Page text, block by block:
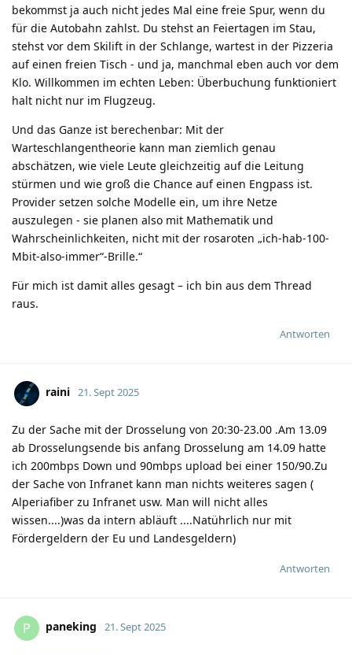
bekommst ja auch nicht jedes Mal eine freie Spur, wenn du
für die Autobahn zahlst. Du stehst an Feiertagen im Stau,
stehst vor dem Skilift in der Schlange, wartest in der Pizzeria
auf einen freien Tisch - und ja, manchmal eben auch vor dem
Klo. Willkommen im echten Leben: Überbuchung funktioniert
halt nicht nur im Flugzeug.
Und das Ganze ist berechenbar: Mit der
Warteschlangentheorie kann man ziemlich genau
abschätzen, wie viele Leute gleichzeitig auf die Leitung
stürmen und wie groß die Chance auf einen Engpass ist.
Provider setzen solche Modelle ein, um ihre Netze
auszulegen - sie planen also mit Mathematik und
Wahrscheinlichkeiten, nicht mit der rosaroten „ich-hab-100-
Mbit-also-immer“-Brille.“
Für mich ist damit alles gesagt – ich bin aus dem Thread
raus.
Antworten
raini 21. Sept 2025
Zu der Sache mit der Drosselung von 20:30-23.00 .Am 13.09
ab Drosselungsende bis anfang Drosselung am 14.09 hatte
ich 200mbps Down und 90mbps upload bei einer 150/90.Zu
der Sache von Infranet kann man nichts weiteres sagen (
Alperiafiber zu Infranet usw. Man will nicht alles
wissen....)was da intern abläuft ....Natührlich nur mit
Fördergeldern der Eu und Landesgeldern)
Antworten
P paneking 21. Sept 2025